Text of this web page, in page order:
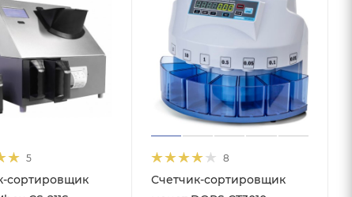
5
сортировщик
8
Счетчик-сортировщик